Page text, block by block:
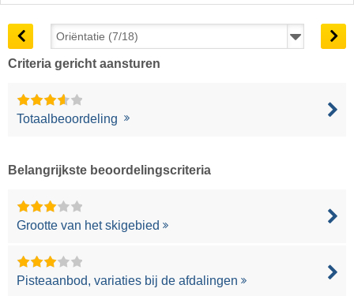
Criteria gericht aansturen
Totaalbeoordeling
Belangrijkste beoordelingscriteria
Grootte van het skigebied
Pisteaanbod, variaties bij de afdalingen